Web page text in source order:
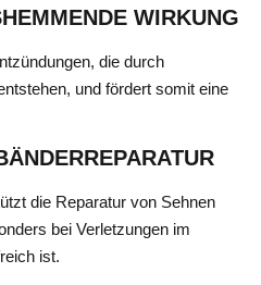
WIRKUNG
die durch
und fördert somit eine
die Reparatur von Sehnen
bei Verletzungen im
ist.